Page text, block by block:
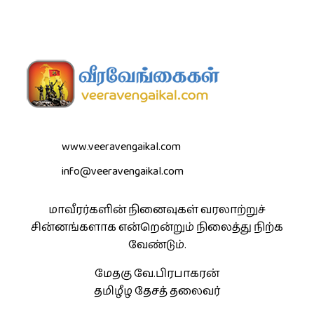
www.veeravengaikal.com
info@veeravengaikal.com
மாவீரர்களின் நினைவுகள் வரலாற்றுச்
சின்னங்களாக என்றென்றும் நிலைத்து நிற்க
வேண்டும்.
மேதகு வே.பிரபாகரன்
தமிழீழ தேசத் தலைவர்